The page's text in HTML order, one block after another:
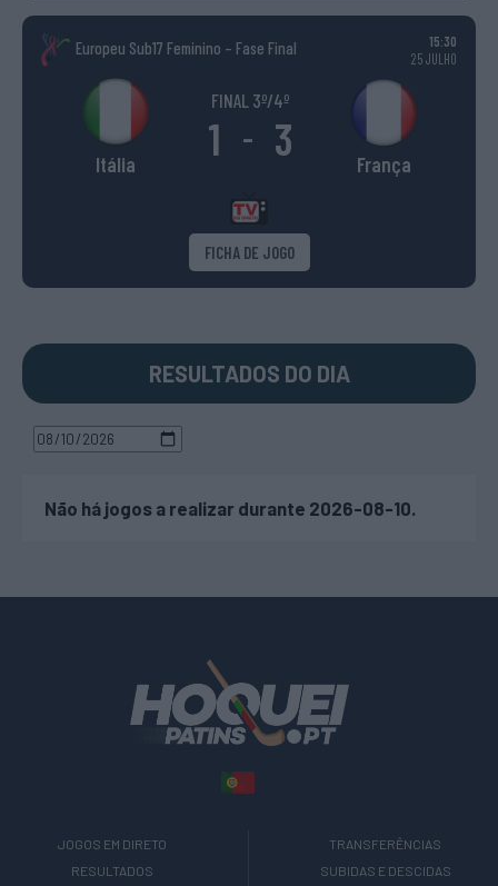
Europeu Sub17 Feminino – Fase Final
15:30
25 JULHO
Itália
FINAL 3º/4º
1 - 3 França
FICHA DE JOGO
RESULTADOS DO DIA
Não há jogos a realizar durante 2026-08-10.
JOGOS EM DIRETO
RESULTADOS
TRANSFERÊNCIAS
SUBIDAS E DESCIDAS